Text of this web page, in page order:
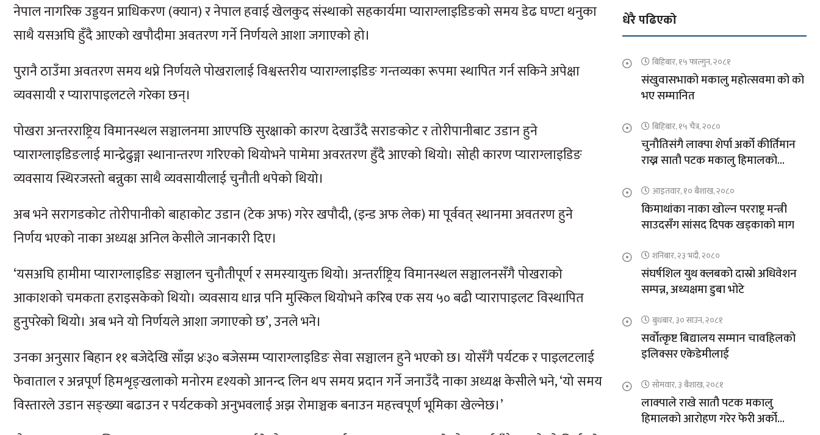
नेपाल नागरिक उड्डयन प्राधिकरण (क्यान) र नेपाल हवाई खेलकुद संस्थाको सहकार्यमा प्याराग्लाइडिङको समय डेढ घण्टा थनुका
साथै यसअघि हुँदै आएको खपौदीमा अवतरण गर्ने निर्णयले आशा जगाएको हो।
पुरानै ठाउँमा अवतरण समय थप्ने निर्णयले पोखरालाई विश्वस्तरीय प्याराग्लाइडिङ गन्तव्यका रूपमा स्थापित गर्न सकिने अपेक्षा
व्यवसायी र प्यारापाइलटले गरेका छन्।
पोखरा अन्तरराष्ट्रिय विमानस्थल सञ्चालनमा आएपछि सुरक्षाको कारण देखाउँदै सराङकोट र तोरीपानीबाट उडान हुने
प्याराग्लाइडिङलाई मान्द्रेढुङ्गा स्थानान्तरण गरिएको थियोभने पामेमा अवरतरण हुँदै आएको थियो। सोही कारण प्याराग्लाइडिङ
व्यवसाय स्थिरजस्तो बन्नुका साथै व्यवसायीलाई चुनौती थपेको थियो।
अब भने सरागडकोट तोरीपानीको बाहाकोट उडान (टेक अफ) गरेर खपौदी, (इन्ड अफ लेक) मा पूर्ववत् स्थानमा अवतरण हुने
निर्णय भएको नाका अध्यक्ष अनिल केसीले जानकारी दिए।
‘यसअघि हामीमा प्याराग्लाइडिङ सञ्चालन चुनौतीपूर्ण र समस्यायुक्त थियो। अन्तर्राष्ट्रिय विमानस्थल सञ्चालनसँगै पोखराको
आकाशको चमकता हराइसकेको थियो। व्यवसाय धान्न पनि मुस्किल थियोभने करिब एक सय ५० बढी प्यारापाइलट विस्थापित
हुनुपरेको थियो। अब भने यो निर्णयले आशा जगाएको छ’, उनले भने।
उनका अनुसार बिहान ११ बजेदेखि साँझ ४ः३० बजेसम्म प्याराग्लाइडिङ सेवा सञ्चालन हुने भएको छ। योसँगै पर्यटक र पाइलटलाई
फेवाताल र अन्नपूर्ण हिमशृङ्खलाको मनोरम दृश्यको आनन्द लिन थप समय प्रदान गर्ने जनाउँदै नाका अध्यक्ष केसीले भने, ‘यो समय
विस्तारले उडान सङ्ख्या बढाउन र पर्यटकको अनुभवलाई अझ रोमाञ्चक बनाउन महत्त्वपूर्ण भूमिका खेल्नेछ।’
धेरै पढिएको
बिहिबार, १५ फाल्गुन, २०८१
संखुवासभाको मकालु महोत्सवमा को को
भए सम्मानित
बिहिबार, १५ चैत्र, २०८०
चुनौतिसंगै लाक्पा शेर्पा अर्को कीर्तिमान
राख्न सातौ पटक मकालु हिमालको
आइतवार, १० बैशाख, २०८०
किमाथांका नाका खोल्न परराष्ट्र मन्त्री
साउदसँग सांसद दिपक खड्काको माग
शनिबार, २३ भदौ, २०८०
संघर्षशिल युथ क्लबको दास्रो अधिवेशन
सम्पन्न, अध्यक्षमा डुबा भोटे
बुधबार, ३० साउन, २०८१
सर्वोत्कृष्ट बिद्यालय सम्मान चावहिलको
इलिक्सर एकेडेमीलाई
सोमवार, ३ बैशाख, २०८१
लाक्पाले राखे सातौ पटक मकालु
हिमालको आरोहण गरेर फेरी अर्को